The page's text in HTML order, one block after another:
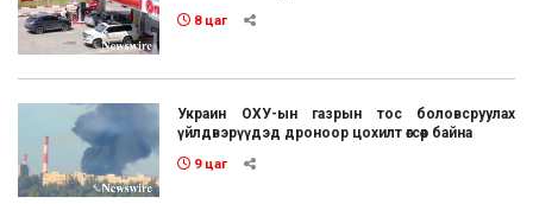
8 цаг
Украин ОХУ-ын газрын тос боловсруулах
үйлдвэрүүдэд дроноор цохилт өгсөөр байна
9 цаг